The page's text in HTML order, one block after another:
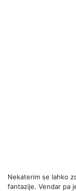
Nekaterim se lahko
fantazije. Vendar pa